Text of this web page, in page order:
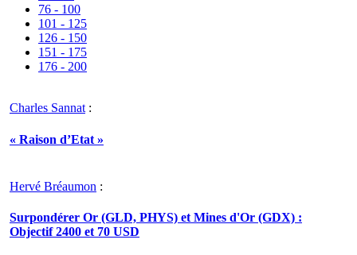
76 - 100
101 - 125
126 - 150
151 - 175
176 - 200
Charles Sannat:
« Raison d’Etat »
Hervé Bréaumon :
Surpondérer Or (GLD, PHYS) et Mines d'Or (GDX) :
Objectif 2400 et 70 USD